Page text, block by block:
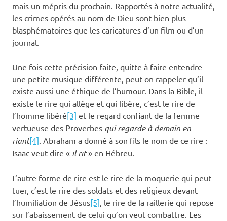
mais un mépris du prochain. Rapportés à notre actualité,
les crimes opérés au nom de Dieu sont bien plus
blasphématoires que les caricatures d’un film ou d’un
journal.
Une fois cette précision faite, quitte à faire entendre
une petite musique différente, peut-on rappeler qu’il
existe aussi une éthique de l’humour. Dans la Bible, il
existe le rire qui allège et qui libère, c’est le rire de
l’homme libéré[3] et le regard confiant de la femme
vertueuse des Proverbes qui regarde à demain en
riant[4]. Abraham a donné à son fils le nom de ce rire :
Isaac veut dire « il rit» en Hébreu.
L’autre forme de rire est le rire de la moquerie qui peut
tuer, c’est le rire des soldats et des religieux devant
l’humiliation de Jésus[5], le rire de la raillerie qui repose
sur l’abaissement de celui qu’on veut combattre. Les